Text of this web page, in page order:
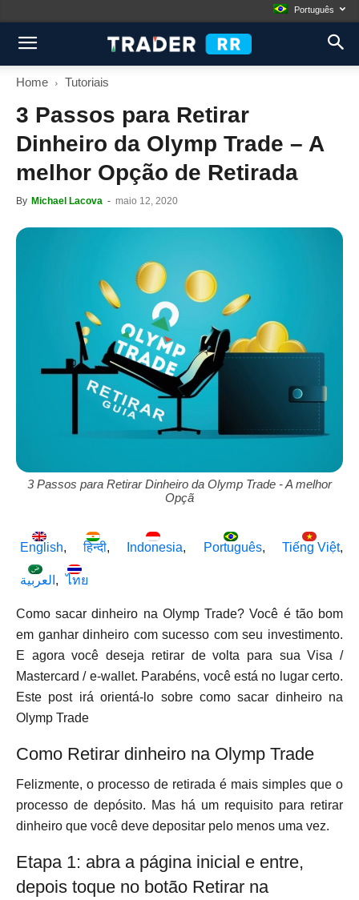
Português
Home Tutoriais
3 Passos para Retirar
Dinheiro da Olymp Trade – A
melhor Opção de Retirada
By Michael Lacova - maio 12, 2020
3 Passos para Retirar Dinheiro da Olymp Trade - A melhor
Opçã
English हिन्दी Indonesia Português Tiếng Việt
العربية ไทย
Como sacar dinheiro na Olymp Trade? Você é tão bom
em ganhar dinheiro com sucesso com seu investimento.
E agora você deseja retirar de volta para sua Visa /
Mastercard / e-wallet. Parabéns, você está no lugar certo.
Este post irá orientá-lo sobre como sacar dinheiro na
Olymp Trade
Como Retirar dinheiro na Olymp Trade
Felizmente, o processo de retirada é mais simples que o
processo de depósito. Mas há um requisito para retirar
dinheiro que você deve depositar pelo menos uma vez.
Etapa 1: abra a página inicial e entre,
depois toque no botão Retirar na